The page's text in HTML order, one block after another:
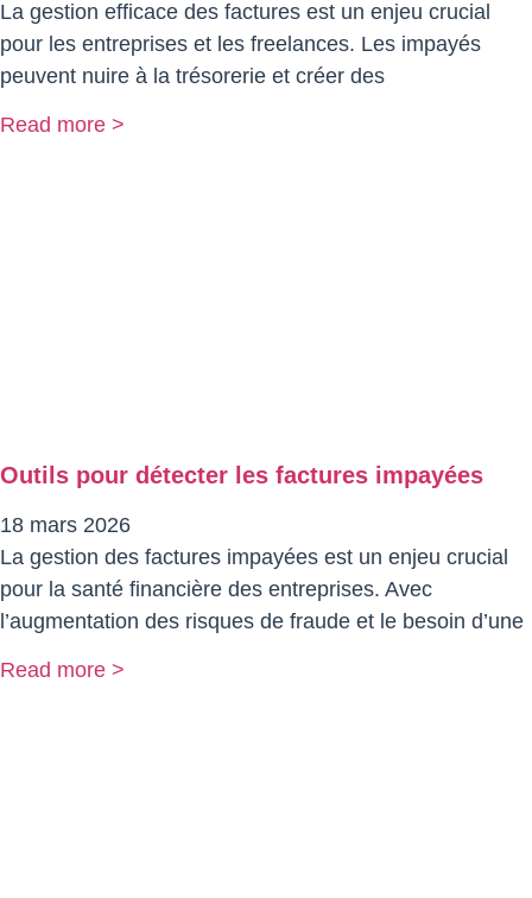
La gestion efficace des factures est un enjeu crucial
pour les entreprises et les freelances. Les impayés
peuvent nuire à la trésorerie et créer des
Read more >
Outils pour détecter les factures impayées
18 mars 2026
La gestion des factures impayées est un enjeu crucial
pour la santé financière des entreprises. Avec
l’augmentation des risques de fraude et le besoin d’une
Read more >